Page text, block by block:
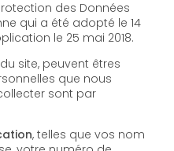
des Données
le 14
le 25 mai 2018.
site, peuvent êtres
que nous
sont par
, telles que vos nom